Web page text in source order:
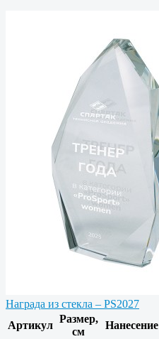
Награда из стекла – PS2027
Артикул
Размер,
см
Нанесение